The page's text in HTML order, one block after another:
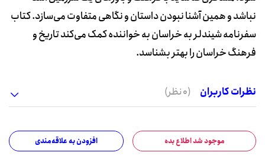
نباشد و همین آشنا نبودن داستان و نگاهی متفاوت می‌سازد. کتاب
سفرنامه شیندلر به خراسان به خواننده کمک می‌کند تاریخ و
فرهنگ خراسان را بهتر بشناسد.
نظرات کاربران (0 نظر)
موجود شد اطلاع بده افزودن به علاقه‌مندی